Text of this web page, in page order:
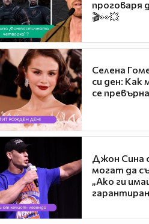
проговаря
🎬👀💥
Селена
си ден: Как
се
Джон Сина
могат да
„Ако ги